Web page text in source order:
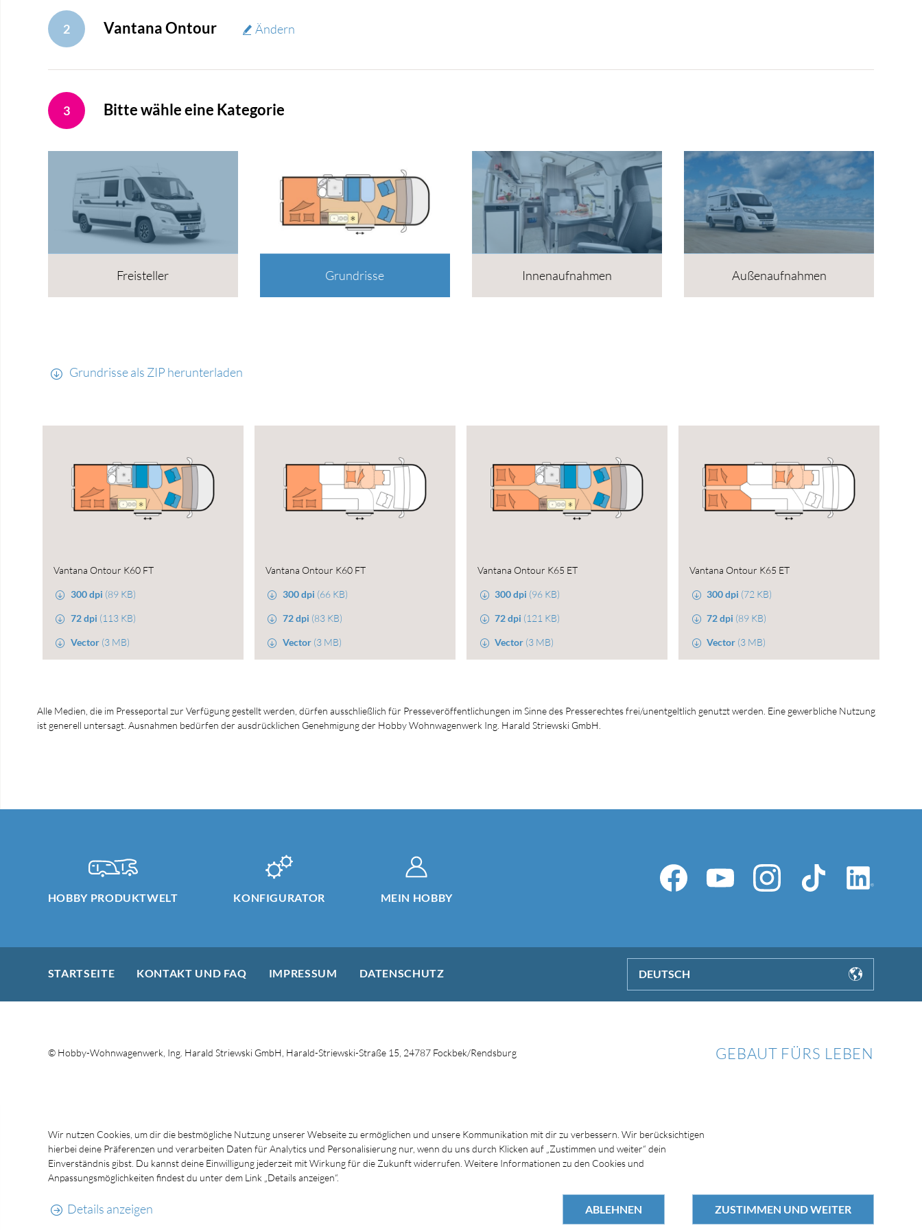
2 Vantana Ontour Ändern
3 Bitte wähle eine Kategorie
Freisteller Grundrisse Innenaufnahmen Außenaufnahmen
Grundrisse als ZIP herunterladen
Vantana Ontour K60 FT
300 dpi (89 KB)
72 dpi (113 KB)
Vector(3 MB)
Vantana Ontour K60 FT
300 dpi (66 KB)
72 dpi (83 KB)
Vector(3 MB)
Vantana Ontour K65 ET
300 dpi (96 KB)
72 dpi (121 KB)
Vector (3 MB)
Vantana Ontour K65 ET
300 dpi (72 KB)
72 dpi (89 KB)
Vector (3 MB)
Alle Medien, die im Presseportal zur Verfügung gestellt werden, dürfen ausschließlich für Presseveröffentlichungen im Sinne des Presserechtes frei/unentgeltlich genutzt werden. Eine gewerbliche Nutzung
ist generell untersagt. Ausnahmen bedürfen der ausdrücklichen Genehmigung der Hobby Wohnwagenwerk Ing. Harald Striewski GmbH.
HOBBY PRODUKTWELT KONFIGURATOR MEIN HOBBY
STARTSEITE KONTAKT UND FAQ IMPRESSUM DATENSCHUTZ DEUTSCH
© Hobby-Wohnwagenwerk, Ing. Harald Striewski GmbH, Harald-Striewski-Straße 15, 24787 Fockbek/Rendsburg GEBAUT FÜRS LEBEN
Wir nutzen Cookies, um dir die bestmögliche Nutzung unserer Webseite zu ermöglichen und unsere Kommunikation mit dir zu verbessern. Wir berücksichtigen
hierbei deine Präferenzen und verarbeiten Daten für Analytics und Personalisierung nur, wenn du uns durch Klicken auf „Zustimmen und weiter“ dein
Einverständnis gibst. Du kannst deine Einwilligung jederzeit mit Wirkung für die Zukunft widerrufen. Weitere Informationen zu den Cookies und
Anpassungsmöglichkeiten findest du unter dem Link „Details anzeigen“.
Details anzeigen ABLEHNEN ZUSTIMMEN UND WEITER